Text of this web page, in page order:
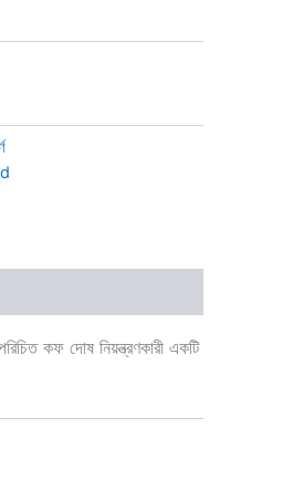
কফ দোষ নিয়ন্ত্রণকারী একটি